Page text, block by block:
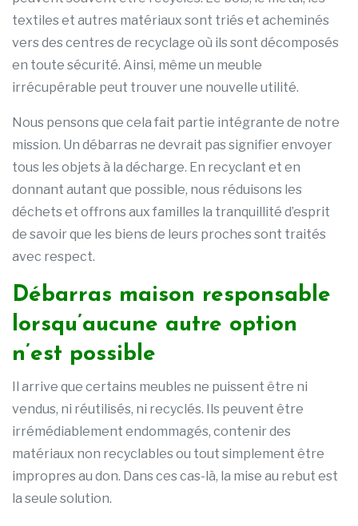
textiles et autres matériaux sont triés et acheminés
vers des centres de recyclage où ils sont décomposés
en toute sécurité. Ainsi, même un meuble
irrécupérable peut trouver une nouvelle utilité.
Nous pensons que cela fait partie intégrante de notre
mission. Un débarras ne devrait pas signifier envoyer
tous les objets à la décharge. En recyclant et en
donnant autant que possible, nous réduisons les
déchets et offrons aux familles la tranquillité d’esprit
de savoir que les biens de leurs proches sont traités
avec respect.
Débarras maison responsable
lorsqu’aucune autre option
n’est possible
Il arrive que certains meubles ne puissent être ni
vendus, ni réutilisés, ni recyclés. Ils peuvent être
irrémédiablement endommagés, contenir des
matériaux non recyclables ou tout simplement être
impropres au don. Dans ces cas-là, la mise au rebut est
la seule solution.